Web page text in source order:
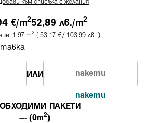
към списъка с желания
€/m252,89 лв./m2
1.97 m2 ( 53,17 €/ 103,99 лв. )
ИЛИ
пакети
ПАКЕТИ
--- (0m2)